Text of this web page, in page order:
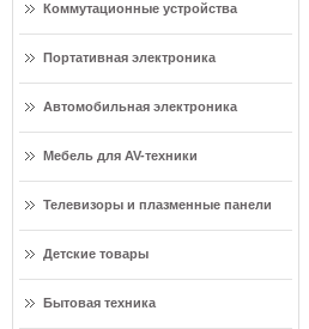
Коммутационные устройства
Портативная электроника
Автомобильная электроника
Мебель для AV-техники
Телевизоры и плазменные панели
Детские товары
Бытовая техника